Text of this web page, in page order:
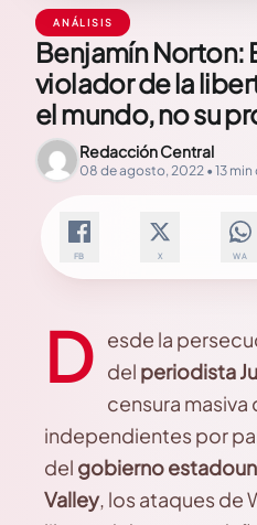
ANÁLISIS
Benjamín Norton:
violador de la
el mundo, no su
Redacción Central
08 de agosto, 2022 • 13 min
FB X WA
D esde la
del periodista
censura
independientes por
del gobierno
Valley, los ataques de